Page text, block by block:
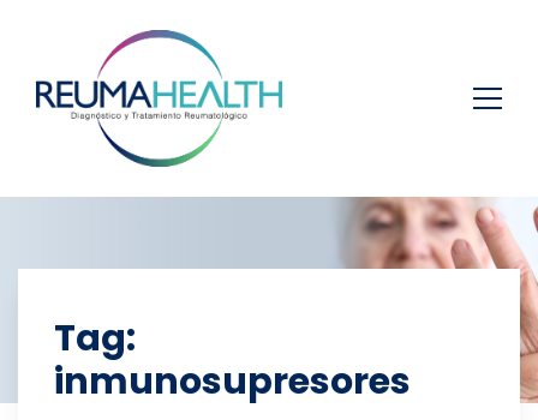
Tag:
inmunosupresores